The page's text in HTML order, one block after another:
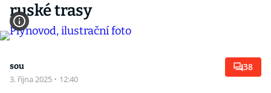
ruské trasy
sou
3. října 2025 · 12:40
38